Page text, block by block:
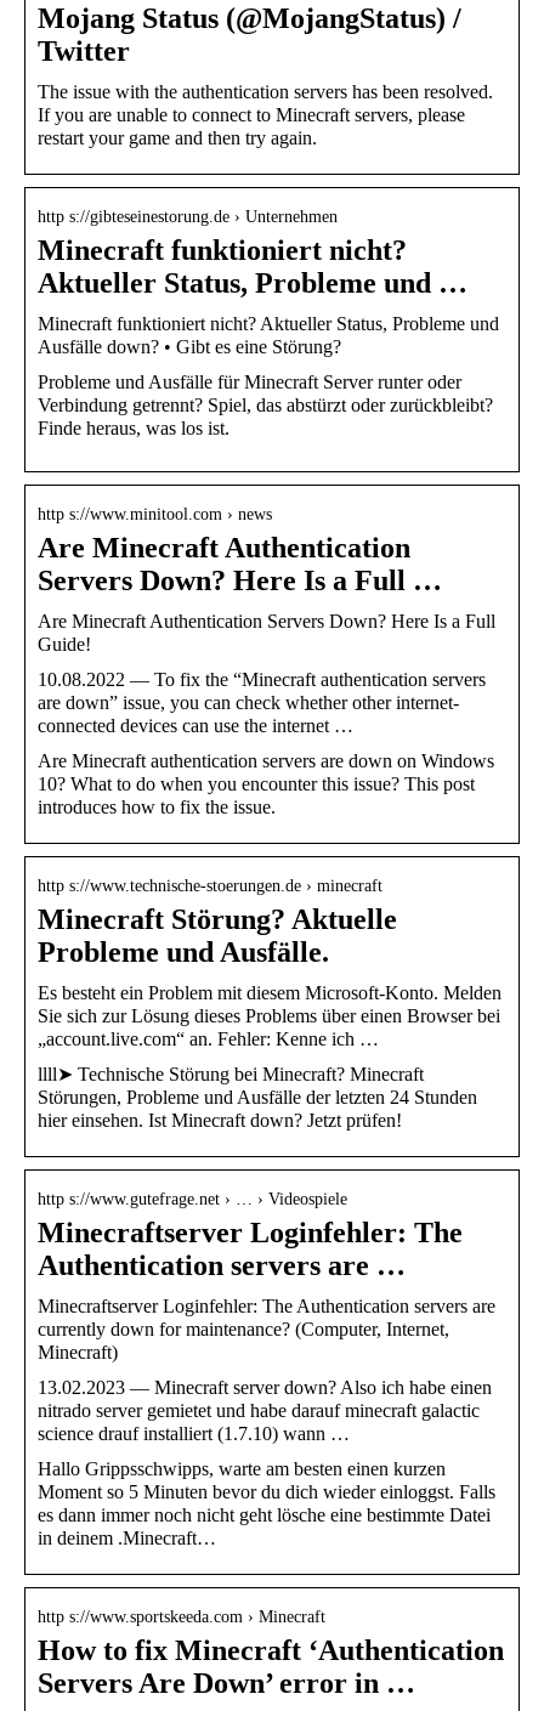
Mojang Status (@MojangStatus) /
Twitter
The issue with the authentication servers has been resolved.
If you are unable to connect to Minecraft servers, please
restart your game and then try again.
http s://gibteseinestorung.de › Unternehmen
Minecraft funktioniert nicht?
Aktueller Status, Probleme und …
Minecraft funktioniert nicht? Aktueller Status, Probleme und
Ausfälle down? • Gibt es eine Störung?
Probleme und Ausfälle für Minecraft Server runter oder
Verbindung getrennt? Spiel, das abstürzt oder zurückbleibt?
Finde heraus, was los ist.
http s://www.minitool.com › news
Are Minecraft Authentication
Servers Down? Here Is a Full …
Are Minecraft Authentication Servers Down? Here Is a Full
Guide!
10.08.2022 — To fix the “Minecraft authentication servers
are down” issue, you can check whether other internet-
connected devices can use the internet …
Are Minecraft authentication servers are down on Windows
10? What to do when you encounter this issue? This post
introduces how to fix the issue.
http s://www.technische-stoerungen.de › minecraft
Minecraft Störung? Aktuelle
Probleme und Ausfälle.
Es besteht ein Problem mit diesem Microsoft-Konto. Melden
Sie sich zur Lösung dieses Problems über einen Browser bei
„account.live.com“ an. Fehler: Kenne ich …
llll➤ Technische Störung bei Minecraft? Minecraft
Störungen, Probleme und Ausfälle der letzten 24 Stunden
hier einsehen. Ist Minecraft down? Jetzt prüfen!
http s://www.gutefrage.net › … › Videospiele
Minecraftserver Loginfehler: The
Authentication servers are …
Minecraftserver Loginfehler: The Authentication servers are
currently down for maintenance? (Computer, Internet,
Minecraft)
13.02.2023 — Minecraft server down? Also ich habe einen
nitrado server gemietet und habe darauf minecraft galactic
science drauf installiert (1.7.10) wann …
Hallo Grippsschwipps, warte am besten einen kurzen
Moment so 5 Minuten bevor du dich wieder einloggst. Falls
es dann immer noch nicht geht lösche eine bestimmte Datei
in deinem .Minecraft…
http s://www.sportskeeda.com › Minecraft
How to fix Minecraft ‘Authentication
Servers Are Down’ error in …